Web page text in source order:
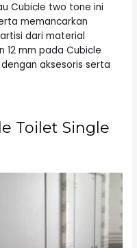
Cubicle two tone ini
memancarkan
dari material
12 mm pada Cubicle
aksesoris serta
Toilet Single